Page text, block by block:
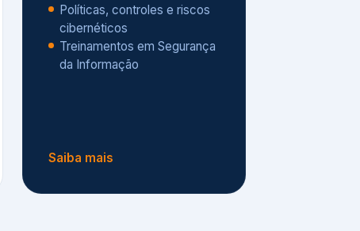
Políticas, controles e riscos
cibernéticos
Treinamentos em Segurança
da Informação
Saiba mais